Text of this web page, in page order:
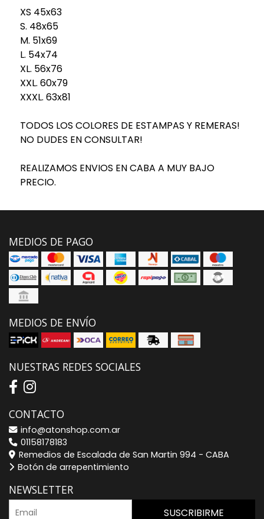
XS 45x63
S. 48x65
M. 51x69
L. 54x74
XL. 56x76
XXL. 60x79
XXXL. 63x81
TODOS LOS COLORES DE ESTAMPAS Y REMERAS!
NO DUDES EN CONSULTAR!
REALIZAMOS ENVIOS EN CABA A MUY BAJO
PRECIO.
MEDIOS DE PAGO
MEDIOS DE ENVÍO
NUESTRAS REDES SOCIALES
CONTACTO
info@atonshop.com.ar
01158178183
Remedios de Escalada de San Martin 994 - CABA
Botón de arrepentimiento
NEWSLETTER
SUSCRIBIRME